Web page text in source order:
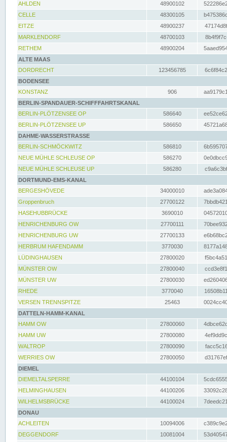
AHLDEN
48900102
CELLE
48300105
EITZE
48900237
MARKLENDORF
48700103
RETHEM
48900204
ALTE MAAS
DORDRECHT
123456785
BODENSEE
KONSTANZ
906
BERLIN-SPANDAUER-SCHIFFFAHRTSKANAL
BERLIN-PLÖTZENSEE OP
586640
BERLIN-PLÖTZENSEE UP
586650
DAHME-WASSERSTRASSE
BERLIN-SCHMÖCKWITZ
586810
NEUE MÜHLE SCHLEUSE OP
586270
NEUE MÜHLE SCHLEUSE UP
586280
DORTMUND-EMS-KANAL
BERGESHÖVEDE
34000010
Groppenbruch
27700122
HASEHUBBRÜCKE
3690010
HENRICHENBURG OW
27700111
HENRICHENBURG UW
27700133
HERBRUM HAFENDAMM
3770030
LÜDINGHAUSEN
27800020
MÜNSTER OW
27800040
MÜNSTER UW
27800030
RHEDE
3770040
VERSEN TRENNSPITZE
25463
DATTELN-HAMM-KANAL
HAMM OW
27800060
HAMM UW
27800080
WALTROP
27800090
WERRIES OW
27800050
DIEMEL
DIEMELTALSPERRE
44100104
HELMINGHAUSEN
44100206
WILHELMSBRÜCKE
44100024
DONAU
ACHLEITEN
10094006
DEGGENDORF
10081004